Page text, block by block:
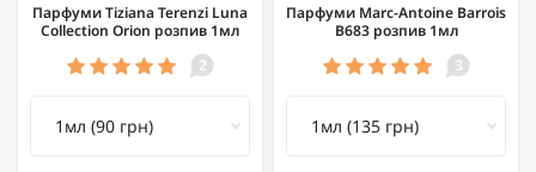
Парфуми Tiziana Terenzi Luna
Collection Orion розпив 1мл
2
Парфуми Marc-Antoine Barrois
B683 розпив 1мл
3